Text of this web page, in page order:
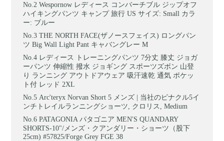
Wespornow レディース コンバーチブル ジップオフ
ハイキングパンツ キャンプ 旅行 US サイズ: Small カラ
ー: ブルー
THE NORTH FACE(ザノースフェイス) ロングパン
ツ Big Wall Light Pant キャバングレー M
レディース トレーニングパンツ 7分丈 膝丈 ジョガ
ーパンツ 伸縮性 撥水 ジョギング スポーツズボン 山登
り ランニング アウトドアウェア 吸汗速乾 通気 ポケッ
ト付 レッド 2XL
Arc'teryx Norvan Short 5 メンズ | 当社のピナクル5イ
ンチトレイルランニングショーツ, クロリス, Medium
PATAGONIA パタゴニア MEN'S QUANDARY
SHORTS-10"/メンズ・クアンダリー・ショーツ（股下
25cm) #57825/Forge Grey FGE 38